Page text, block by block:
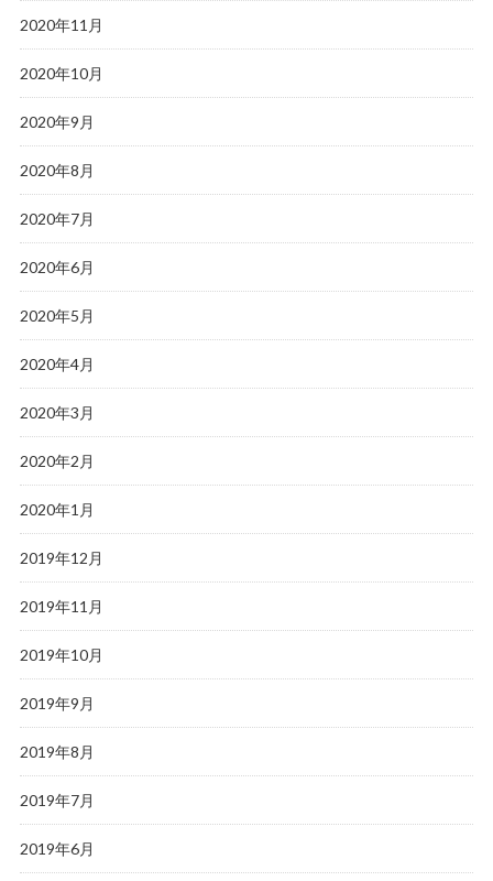
2020年11月
2020年10月
2020年9月
2020年8月
2020年7月
2020年6月
2020年5月
2020年4月
2020年3月
2020年2月
2020年1月
2019年12月
2019年11月
2019年10月
2019年9月
2019年8月
2019年7月
2019年6月